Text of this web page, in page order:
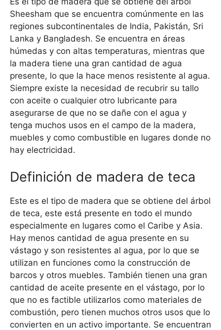
Sheesham que se encuentra comúnmente en las
regiones subcontinentales de India, Pakistán, Sri
Lanka y Bangladesh. Se encuentra en áreas
húmedas y con altas temperaturas, mientras que
la madera tiene una gran cantidad de agua
presente, lo que la hace menos resistente al agua.
Siempre existe la necesidad de recubrir su tallo
con aceite o cualquier otro lubricante para
asegurarse de que no se dañe con el agua y
tenga muchos usos en el campo de la madera,
muebles y como combustible en lugares donde no
hay electricidad.
Definición de madera de teca
Este es el tipo de madera que se obtiene del árbol
de teca, este está presente en todo el mundo
especialmente en lugares como el Caribe y Asia.
Hay menos cantidad de agua presente en su
vástago y son resistentes al agua, por lo que se
utilizan en funciones como la construcción de
barcos y otros muebles. También tienen una gran
cantidad de aceite presente en el vástago, por lo
que no es factible utilizarlos como materiales de
combustión, pero tienen muchos otros usos que lo
convierten en un activo importante. Se encuentran